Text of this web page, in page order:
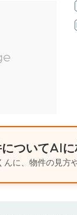
ついてAI
んに、物件の見方